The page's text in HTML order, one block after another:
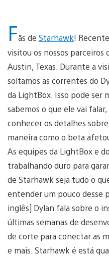
Fãs de Starhawk!
visitou os nossos parceiros
Austin, Texas. Durante a
soltamos as correntes do
da LightBox. Isso pode ser
sabemos o que ele vai
conhecer os detalhes
maneira como o beta
As equipes da LightBox e
trabalhando duro para
de Starhawk seja tudo o
entender um pouco desse
inglês] Dylan fala sobre o
últimas semanas de
de corte para conectar as
e mais. Starhawk é está